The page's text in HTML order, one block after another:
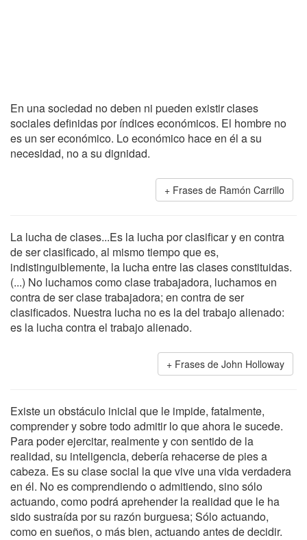
En una sociedad no deben ni pueden existir clases
sociales definidas por índices económicos. El hombre no
es un ser económico. Lo económico hace en él a su
necesidad, no a su dignidad.
Frases de Ramón Carrillo
La lucha de clases...Es la lucha por clasificar y en contra
de ser clasificado, al mismo tiempo que es,
indistinguiblemente, la lucha entre las clases constituidas.
(...) No luchamos como clase trabajadora, luchamos en
contra de ser clase trabajadora; en contra de ser
clasificados. Nuestra lucha no es la del trabajo alienado:
es la lucha contra el trabajo alienado.
Frases de John Holloway
Existe un obstáculo inicial que le impide, fatalmente,
comprender y sobre todo admitir lo que ahora le sucede.
Para poder ejercitar, realmente y con sentido de la
realidad, su inteligencia, debería rehacerse de pies a
cabeza. Es su clase social la que vive una vida verdadera
en él. No es comprendiendo o admitiendo, sino sólo
actuando, como podrá aprehender la realidad que le ha
sido sustraída por su razón burguesa; Sólo actuando,
como en sueños, o más bien, actuando antes de decidir.